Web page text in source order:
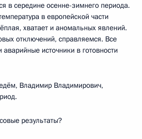
в середине осенне-зимнего периода.
в европейской части
хватает и аномальных явлений.
отключений, справляемся. Все
источники в готовности
Владимир Владимирович,
результаты?